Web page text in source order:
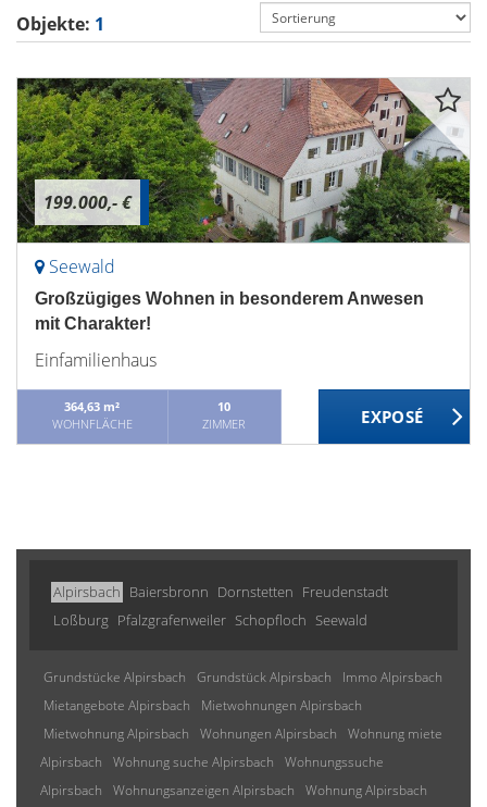
Objekte: 1
199.000,- €
Seewald
Großzügiges Wohnen in besonderem Anwesen
mit Charakter!
Einfamilienhaus
364,63 m²
WOHNFLÄCHE
10
ZIMMER
Alpirsbach Baiersbronn Dornstetten Freudenstadt
Loßburg Pfalzgrafenweiler Schopfloch Seewald
Grundstücke Alpirsbach Grundstück Alpirsbach
Immo Alpirsbach
Mietangebote Alpirsbach
Mietwohnungen Alpirsbach
Mietwohnung Alpirsbach
Wohnungen Alpirsbach
Wohnung miete
Alpirsbach
Wohnung suche Alpirsbach
Wohnungssuche
Alpirsbach
Wohnungsanzeigen Alpirsbach
Wohnung Alpirsbach